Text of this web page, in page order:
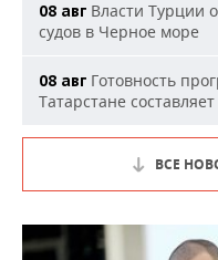
08 авг Власти Турции
судов в Черное море
08 авг Готовность
Татарстане составляет
ВСЕ